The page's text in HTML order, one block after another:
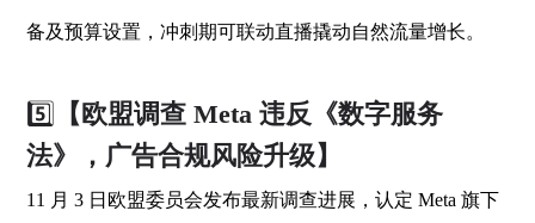
备及预算设置，冲刺期可联动直播撬动自然流量增长。
5️⃣
【欧盟调查 Meta 违反《数字服务
法》，广告合规风险升级】
11 月 3 日欧盟委员会发布最新调查进展，认定 Meta 旗下